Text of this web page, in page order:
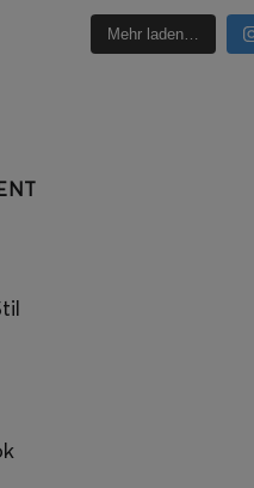
Mehr laden…